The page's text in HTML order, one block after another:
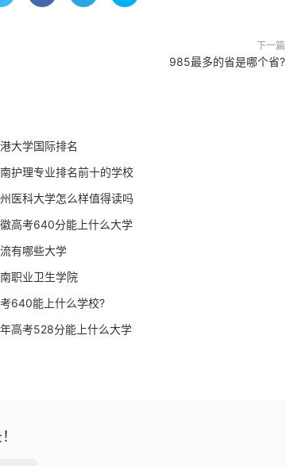
下一篇
985最多的省是哪个省?
大学国际排名
护理专业排名前十的学校
医科大学怎么样值得读吗
高考640分能上什么大学
有哪些大学
职业卫生学院
640能上什么学校?
高考528分能上什么大学